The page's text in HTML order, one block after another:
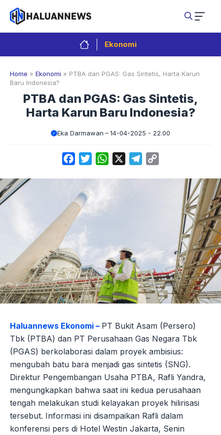
Langsung
isi
Ekonomi
Home » Ekonomi » PTBA dan PGAS: Gas Sintetis, Harta Karun
Baru Indonesia?
PTBA dan PGAS: Gas Sintetis,
Harta Karun Baru Indonesia?
Eka Darmawan 14-04-2025 - 22.00
FacebookTwitterWhatsApp Telegram
Haluannews Ekonomi – PT Bukit Asam (Persero)
Tbk (PTBA) dan PT Perusahaan Gas Negara Tbk
(PGAS) berkolaborasi dalam proyek ambisius:
mengubah batu bara menjadi gas sintetis (SNG).
Direktur Pengembangan Usaha PTBA, Rafli Yandra,
mengungkapkan bahwa saat ini kedua perusahaan
tengah melakukan studi kelayakan proyek hilirisasi
tersebut. Informasi ini disampaikan Rafli dalam
konferensi pers di Hotel Westin Jakarta, Senin